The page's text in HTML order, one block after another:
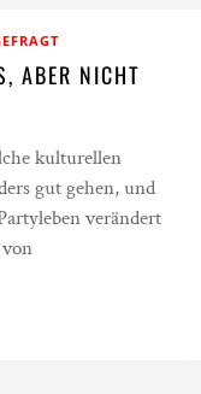
ABER NICHT
kulturellen
gut gehen, und
verändert